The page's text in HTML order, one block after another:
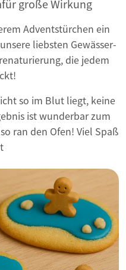
große Wirkung
Adventstürchen ein
liebsten Gewässer-
die jedem
so im Blut liegt, keine
ist wunderbar zum
ran den Ofen! Viel Spaß